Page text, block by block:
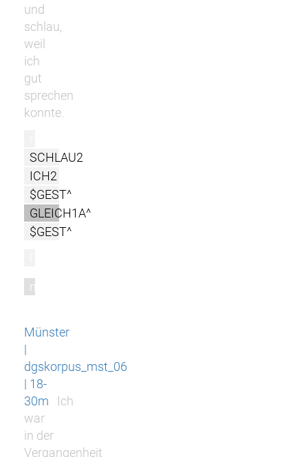
und
schlau,
weil
ich
gut
sprechen
konnte.
SCHLAU2
ICH2
$GEST^
GLEICH1A^
$GEST^
m
Münster
|
dgskorpus_mst_06
| 18-
30m
Ich
war
in der
Vergangenheit